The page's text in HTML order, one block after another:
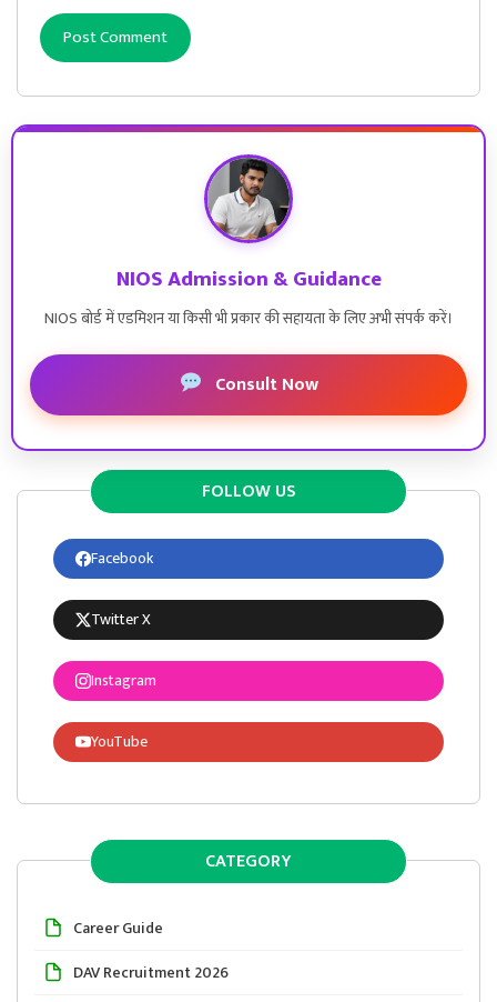
NIOS Admission & Guidance
NIOS बोर्ड में एडमिशन या किसी भी प्रकार की सहायता के लिए अभी संपर्क करें।
Consult Now
FOLLOW US
Facebook
Twitter X
Instagram
YouTube
CATEGORY
Career Guide
DAV Recruitment 2026